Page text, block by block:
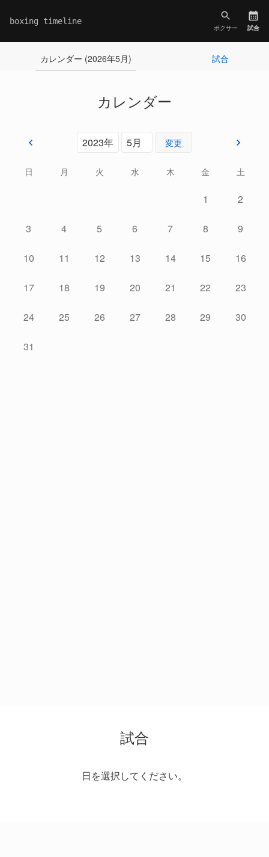
boxing timeline
ボクサー 試合
カレンダー (2026年5月) 試合
カレンダー
変更
日 月 火 水 木 金 土
1 2
3 4 5 6 7 8 9
10 11 12 13 14 15 16
17 18 19 20 21 22 23
24 25 26 27 28 29 30
31
試合
日を選択してください。